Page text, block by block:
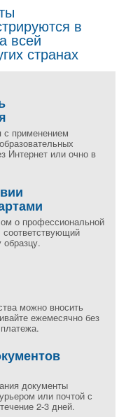
в
всей
странах
применением
Интернет или очно в
о профессиональной
соответствующий
образцу.
можно вносить
ежемесячно без
документы
или почтой с
2-3 дней.